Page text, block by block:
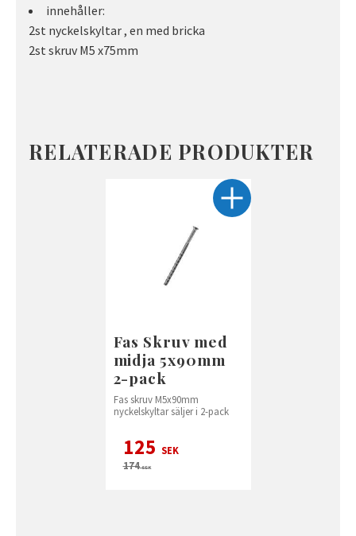
innehåller:
2st nyckelskyltar , en med bricka
2st skruv M5 x75mm
RELATERADE PRODUKTER
Fas Skruv med
midja 5x90mm
2-pack
Fas skruv M5x90mm
nyckelskyltar säljer i 2-pack
125 SEK
174SEK